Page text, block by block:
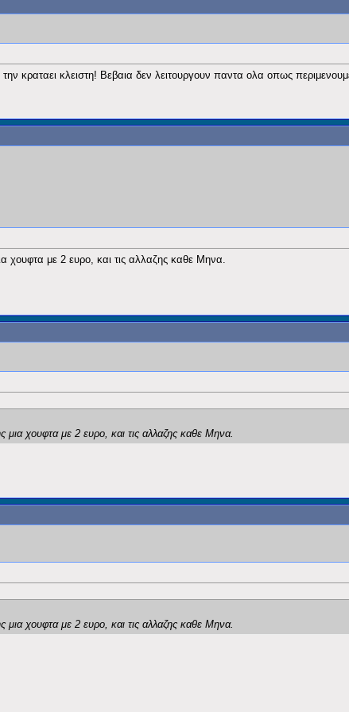
κραταει κλειστη! Βεβαια δεν λειτουργουν παντα ολα οπως
χουφτα με 2 ευρο, και τις αλλαζης καθε Μηνα.
χουφτα με 2 ευρο, και τις αλλαζης καθε Μηνα.
χουφτα με 2 ευρο, και τις αλλαζης καθε Μηνα.